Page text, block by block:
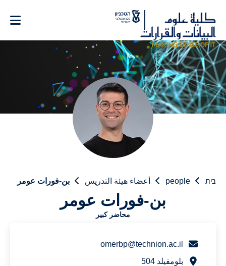
Content
בית people أعضاء هيئة التدريس بن-فورات عومر
بن-فورات عومر
محاضر كبير
omerbp@technion.ac.il
بلومفيلد 504